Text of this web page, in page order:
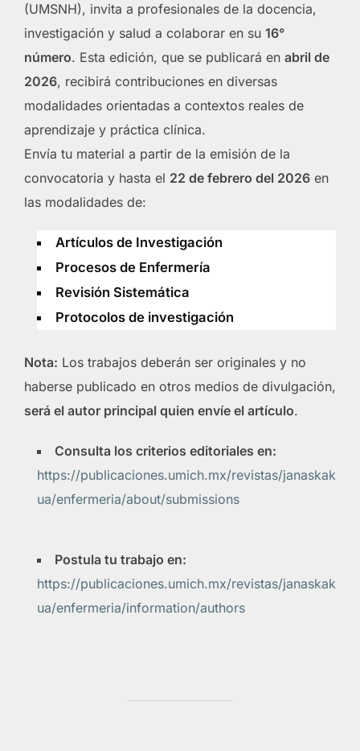
(UMSNH), invita a profesionales de la docencia,
investigación y salud a colaborar en su 16°
número. Esta edición, que se publicará en abril de
2026, recibirá contribuciones en diversas
modalidades orientadas a contextos reales de
aprendizaje y práctica clínica.
Envía tu material a partir de la emisión de la
convocatoria y hasta el 22 de febrero del 2026 en
las modalidades de:
Artículos de Investigación
Procesos de Enfermería
Revisión Sistemática
Protocolos de investigación
Nota: Los trabajos deberán ser originales y no
haberse publicado en otros medios de divulgación,
será el autor principal quien envíe el artículo.
Consulta los criterios editoriales en:
https://publicaciones.umich.mx/revistas/janaskak
ua/enfermeria/about/submissions
Postula tu trabajo en:
https://publicaciones.umich.mx/revistas/janaskak
ua/enfermeria/information/authors